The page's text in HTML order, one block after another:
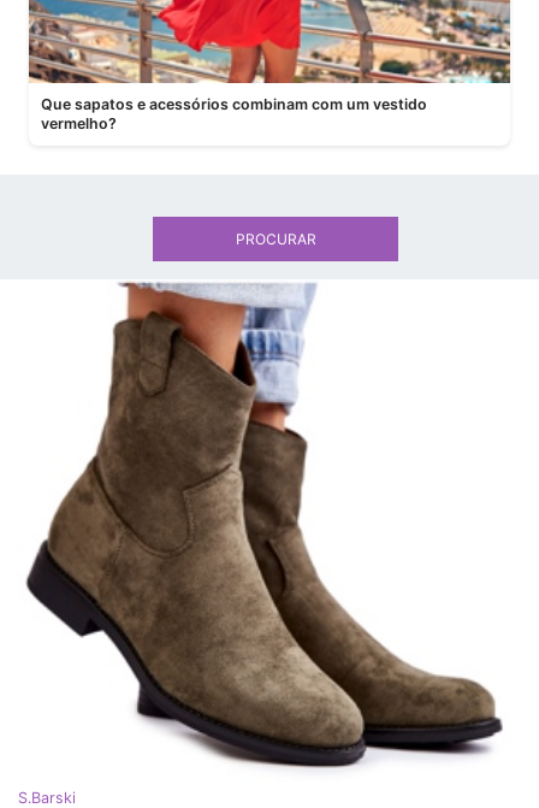
Que sapatos e acessórios combinam com um vestido
vermelho?
S.Barski
PROCURAR